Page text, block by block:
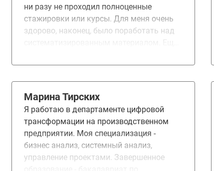
ни разу не проходил полноценные
стажировки или курсы. Для меня очень
здорово, наконец, было поработать над
система ДЗ. Задания довольно
понравилось, наверное, только наличие
определенных тем. Преподаватели
крутые - хотелось бы поменять набор тем,
они явно могут очень много сложных
вещей рассказать. Возможно, стоит для
advanced убрать инфо по тестированию и
Марина Тирских
Я работаю в департаменте цифровой
трансформации на производственном
предприятии. Моя специализация -
бизнес анализ, системный анализ,
управление проектами. Завершенное